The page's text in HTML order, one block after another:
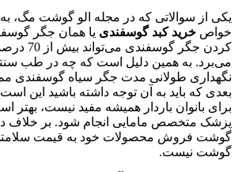
یکی از سوالاتی که در مجله الو گوشت مگ،
خواص خرید کبد گوسفندی یا همان جگر
کردن جگر
می‌برد. به همین دلیل است که چه در طب
نگهداری طولانی مدت جگر سیاه گوسفندی
بعدی که باید به آن توجه داشته باشید این
برای بانوان باردار همیشه مفید نیست،
پزشک متخصص مامایی انجام شود. بر خلاف
گوشت فروش محصولات خود به قیمت
گوشت نیست.